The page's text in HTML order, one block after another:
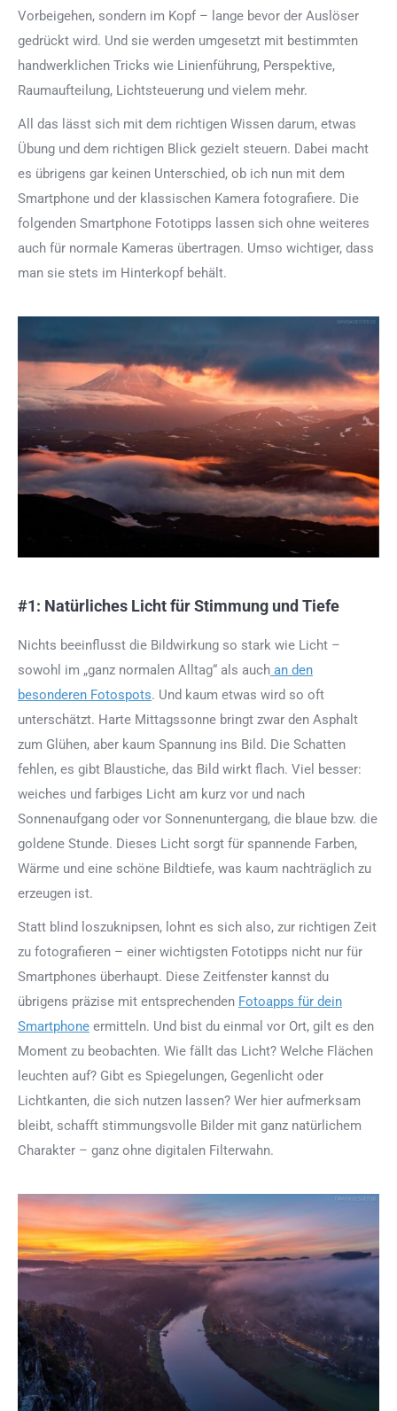
Vorbeigehen, sondern im Kopf – lange bevor der Auslöser
gedrückt wird. Und sie werden umgesetzt mit bestimmten
handwerklichen Tricks wie Linienführung, Perspektive,
Raumaufteilung, Lichtsteuerung und vielem mehr.
All das lässt sich mit dem richtigen Wissen darum, etwas
Übung und dem richtigen Blick gezielt steuern. Dabei macht
es übrigens gar keinen Unterschied, ob ich nun mit dem
Smartphone und der klassischen Kamera fotografiere. Die
folgenden Smartphone Fototipps lassen sich ohne weiteres
auch für normale Kameras übertragen. Umso wichtiger, dass
man sie stets im Hinterkopf behält.
#1: Natürliches Licht für Stimmung und Tiefe
Nichts beeinflusst die Bildwirkung so stark wie Licht –
sowohl im „ganz normalen Alltag“ als auch an den
besonderen Fotospots. Und kaum etwas wird so oft
unterschätzt. Harte Mittagssonne bringt zwar den Asphalt
zum Glühen, aber kaum Spannung ins Bild. Die Schatten
fehlen, es gibt Blaustiche, das Bild wirkt flach. Viel besser:
weiches und farbiges Licht am kurz vor und nach
Sonnenaufgang oder vor Sonnenuntergang, die blaue bzw. die
goldene Stunde. Dieses Licht sorgt für spannende Farben,
Wärme und eine schöne Bildtiefe, was kaum nachträglich zu
erzeugen ist.
Statt blind loszuknipsen, lohnt es sich also, zur richtigen Zeit
zu fotografieren – einer wichtigsten Fototipps nicht nur für
Smartphones überhaupt. Diese Zeitfenster kannst du
übrigens präzise mit entsprechenden Fotoapps für dein
Smartphone ermitteln. Und bist du einmal vor Ort, gilt es den
Moment zu beobachten. Wie fällt das Licht? Welche Flächen
leuchten auf? Gibt es Spiegelungen, Gegenlicht oder
Lichtkanten, die sich nutzen lassen? Wer hier aufmerksam
bleibt, schafft stimmungsvolle Bilder mit ganz natürlichem
Charakter – ganz ohne digitalen Filterwahn.